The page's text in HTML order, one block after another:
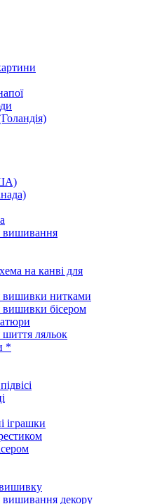
вишивання
на канві для
вишивки нитками
бісером
ляльок
*
іграшки
декору